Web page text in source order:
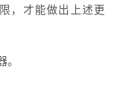
，才能做出上述更
。